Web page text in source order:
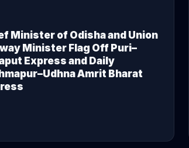
Minister of Odisha and Union
Minister Flag Off Puri–
Express and Daily
Amrit Bharat